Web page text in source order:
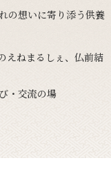
の想いに寄り添う供養
えねまるしぇ、仏前結
・交流の場